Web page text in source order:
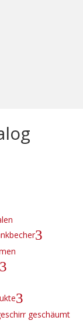
3
3
3
geschäumt